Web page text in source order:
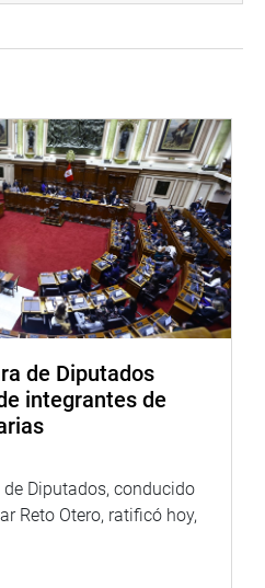
(RP) visitó Villa La
del Frente de
Anexo 22 – Huarochirí,
multisectoriales y el
Godoy, para tomar
a los posibles riesgos que
de las cuatro quebradas:
de Diputados
integrantes de
Diputados, conducido
Reto Otero, ratificó hoy,